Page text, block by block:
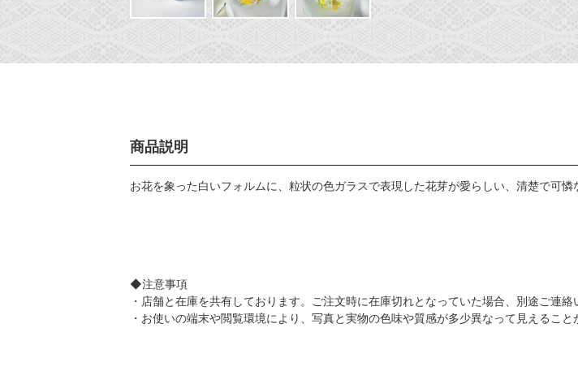
商品説明
お花を象った白いフォルムに、粒状の色ガラスで表現した花芽が愛らしい、清楚で可憐
◆注意事項
・店舗と在庫を共有しております。ご注文時に在庫切れとなっていた場合、別途ご連絡
・お使いの端末や閲覧環境により、写真と実物の色味や質感が多少異なって見えること